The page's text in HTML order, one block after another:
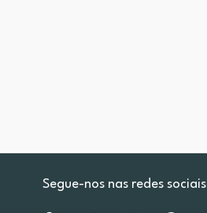
Segue-nos nas redes sociais